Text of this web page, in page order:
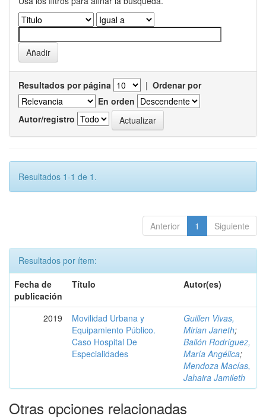
Resultados por página | Ordenar por
En orden
Autor/registro
Resultados 1-1 de 1.
Anterior 1 Siguiente
Resultados por ítem:
Fecha de
publicación
Título Autor(es)
2019
Movilidad Urbana y
Equipamiento Público.
Caso Hospital De
Especialidades
Guillen Vivas,
Mirian Janeth;
Bailón Rodríguez,
María Angélica;
Mendoza Macías,
Jahaira Jamileth
Otras opciones relacionadas